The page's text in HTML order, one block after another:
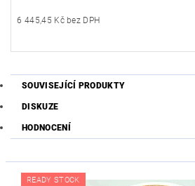
6 445,45 Kč bez DPH
SOUVISEJÍCÍ PRODUKTY
DISKUZE
HODNOCENÍ
READY STOCK